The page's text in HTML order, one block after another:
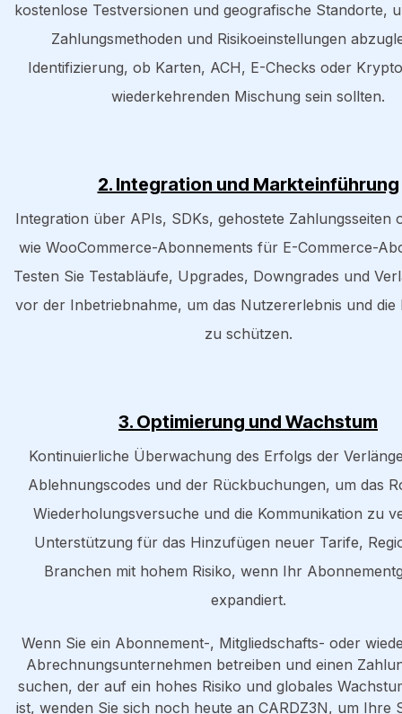
kostenlose Testversionen und geografische Standorte,
Zahlungsmethoden und Risikoeinstellungen
Identifizierung, ob Karten, ACH, E-Checks oder
wiederkehrenden Mischung sein sollten.
2. Integration und Markteinführung
Integration über APIs, SDKs, gehostete Zahlungsseiten
wie WooCommerce-Abonnements für E-Commerce-
Testen Sie Testabläufe, Upgrades, Downgrades und
vor der Inbetriebnahme, um das Nutzererlebnis und die
zu schützen.
3. Optimierung und Wachstum
Kontinuierliche Überwachung des Erfolgs der
Ablehnungscodes und der Rückbuchungen, um das
Wiederholungsversuche und die Kommunikation zu
Unterstützung für das Hinzufügen neuer Tarife,
Branchen mit hohem Risiko, wenn Ihr
expandiert.
Wenn Sie ein Abonnement-, Mitgliedschafts- oder
Abrechnungsunternehmen betreiben und einen
suchen, der auf ein hohes Risiko und globales
ist, wenden Sie sich noch heute an CARDZ3N, um Ihre